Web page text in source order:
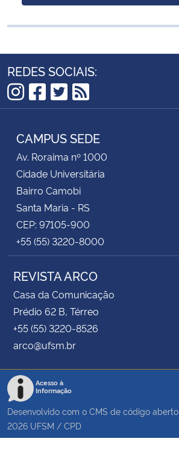
REDES SOCIAIS:
Instagram
Facebook
Twitter
RSS
CAMPUS SEDE
Av. Roraima nº 1000
Cidade Universitária
Bairro Camobi
Santa Maria - RS
CEP: 97105-900
+55 (55) 3220-8000
REVISTA ARCO
Casa da Comunicação
Prédio 62 B, Térreo
+55 (55) 3220-8526
arco@ufsm.br
Acesso à
Informação
Desenvolvido com o CMS de código aberto
2026 UFSM / CPD